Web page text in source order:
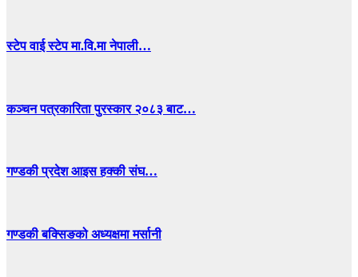
स्टेप वाई स्टेप मा.वि.मा नेपाली…
कञ्चन पत्रकारिता पुरस्कार २०८३ बाट…
गण्डकी प्रदेश आइस हक्की संघ…
गण्डकी बक्सिङको अध्यक्षमा मर्सानी